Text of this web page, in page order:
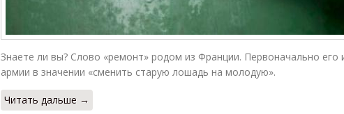
Знаете ли вы? Слово «ремонт» родом из Франции. Первоначально его
армии в значении «сменить старую лошадь на молодую».
Читать дальше →